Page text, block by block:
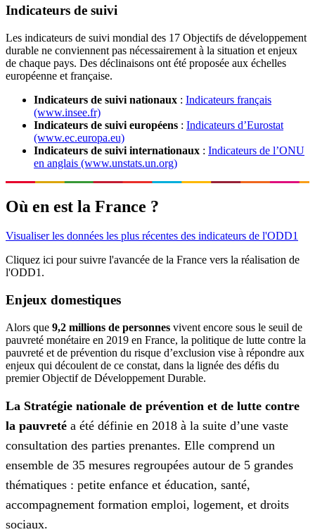
Indicateurs de suivi
Les indicateurs de suivi mondial des 17 Objectifs de développement
durable ne conviennent pas nécessairement à la situation et enjeux
de chaque pays. Des déclinaisons ont été proposée aux échelles
européenne et française.
Indicateurs de suivi nationaux : Indicateurs français
(www.insee.fr)
Indicateurs de suivi européens : Indicateurs d’Eurostat
(www.ec.europa.eu)
Indicateurs de suivi internationaux : Indicateurs de l’ONU
en anglais (www.unstats.un.org)
Où en est la France ?
Visualiser les données les plus récentes des indicateurs de l'ODD1
Cliquez ici pour suivre l'avancée de la France vers la réalisation de
l'ODD1.
Enjeux domestiques
Alors que 9,2 millions de personnes vivent encore sous le seuil de
pauvreté monétaire en 2019 en France, la politique de lutte contre la
pauvreté et de prévention du risque d’exclusion vise à répondre aux
enjeux qui découlent de ce constat, dans la lignée des défis du
premier Objectif de Développement Durable.
La Stratégie nationale de prévention et de lutte contre
la pauvreté a été définie en 2018 à la suite d’une vaste
consultation des parties prenantes. Elle comprend un
ensemble de 35 mesures regroupées autour de 5 grandes
thématiques : petite enfance et éducation, santé,
accompagnement formation emploi, logement, et droits
sociaux.